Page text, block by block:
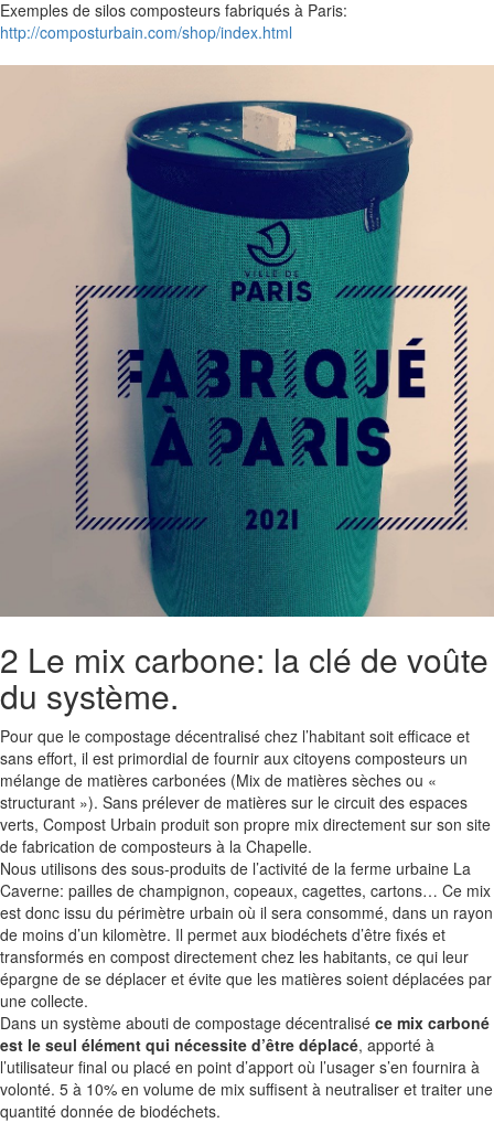
Exemples de silos composteurs fabriqués à Paris:
http://composturbain.com/shop/index.html
2 Le mix carbone: la clé de voûte
du système.
Pour que le compostage décentralisé chez l’habitant soit efficace et
sans effort, il est primordial de fournir aux citoyens composteurs un
mélange de matières carbonées (Mix de matières sèches ou «
structurant »). Sans prélever de matières sur le circuit des espaces
verts, Compost Urbain produit son propre mix directement sur son site
de fabrication de composteurs à la Chapelle.
Nous utilisons des sous-produits de l’activité de la ferme urbaine La
Caverne: pailles de champignon, copeaux, cagettes, cartons… Ce mix
est donc issu du périmètre urbain où il sera consommé, dans un rayon
de moins d’un kilomètre. Il permet aux biodéchets d’être fixés et
transformés en compost directement chez les habitants, ce qui leur
épargne de se déplacer et évite que les matières soient déplacées par
une collecte.
Dans un système abouti de compostage décentralisé ce mix carboné
est le seul élément qui nécessite d’être déplacé, apporté à
l’utilisateur final ou placé en point d’apport où l’usager s’en fournira à
volonté. 5 à 10% en volume de mix suffisent à neutraliser et traiter une
quantité donnée de biodéchets.